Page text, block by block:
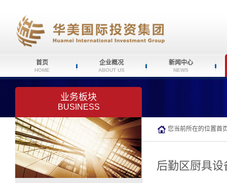
首页
HOME
企业概况
ABOUT US
新闻中心
NEWS
业务板块
BUSINESS
您当前所在的位置首
后勤区厨具